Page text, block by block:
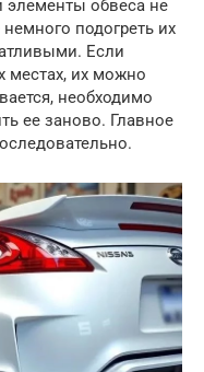
элементы обвеса не
подогреть их
Если
местах, их можно
необходимо
ее заново. Главное